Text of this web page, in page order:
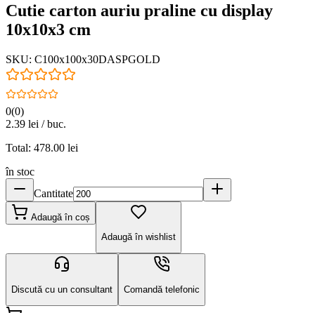
Cutie carton auriu praline cu display
10x10x3 cm
SKU: C100x100x30DASPGOLD
0(0)
2.39 lei / buc.
Total: 478.00 lei
în stoc
Cantitate
Adaugă în coș
Adaugă în wishlist
Discută cu un consultant Comandă telefonic